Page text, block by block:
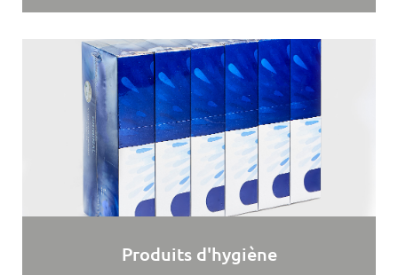
Produits d'hygiène